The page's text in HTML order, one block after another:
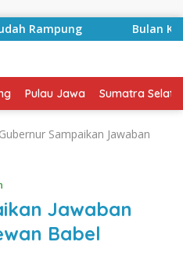
Bulan
Pulau Jawa Sumatra
Gubernur Sampaikan Jawaban
Jawaban
Babel